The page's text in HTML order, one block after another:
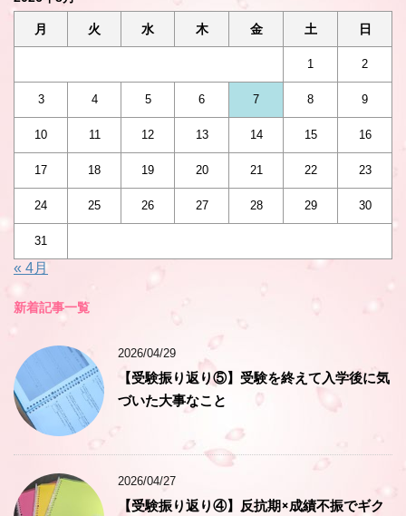
月 火 水 木 金 土 日
1 2
3 4 5 6 7 8 9
10 11 12 13 14 15 16
17 18 19 20 21 22 23
24 25 26 27 28 29 30
31
« 4月
新着記事一覧
2026/04/29
【受験振り返り⑤】受験を終えて入学後に気
づいた大事なこと
2026/04/27
【受験振り返り④】反抗期×成績不振でギク